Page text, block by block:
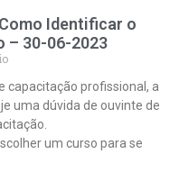
Identificar o
– 30-06-2023
capacitação profissional, a
uma dúvida de ouvinte de
um curso para se